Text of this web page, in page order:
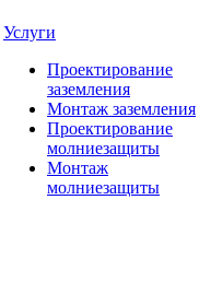
Услуги
Проектирование
заземления
Монтаж заземления
Проектирование
молниезащиты
Монтаж
молниезащиты